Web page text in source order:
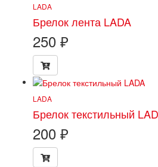
LADA
Брелок лента LADA
250 ₽
LADA
Брелок текстильный
200 ₽